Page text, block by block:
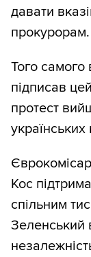
давати
прокурорам.
Того самого
підписав
протест
українських
Кос
спільним
Зеленський